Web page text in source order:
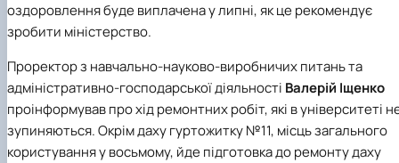
оздоровлення буде виплачена у липні, як це рекомендує
зробити міністерство.
Проректор з навчально-науково-виробничих питань та
адміністративно-господарської діяльності Валерій Іщенко
проінформував про хід ремонтних робіт, які в університеті
зупиняються. Окрім даху гуртожитку №11, місць загального
користування у восьмому, йде підготовка до ремонту даху